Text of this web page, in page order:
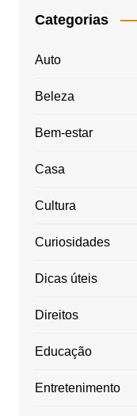
Categorias
Auto
Beleza
Bem-estar
Casa
Cultura
Curiosidades
Dicas úteis
Direitos
Educação
Entretenimento